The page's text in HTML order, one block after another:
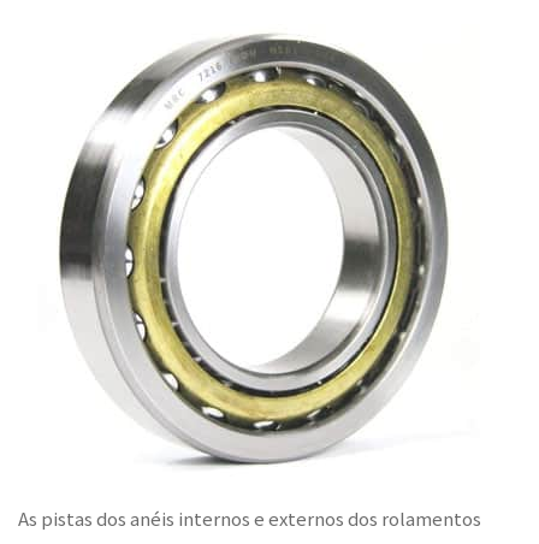
As pistas dos anéis internos e externos dos rolamentos